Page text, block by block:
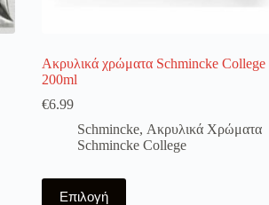
Ακρυλικά χρώματα Schmincke College
200ml
€6.99
Schmincke, Ακρυλικά Χρώματα
Schmincke College
Επιλογή
Αυτό